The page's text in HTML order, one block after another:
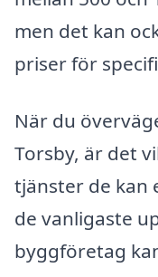
men det kan
priser för
När du
Torsby, är det
tjänster de kan
de vanligaste
byggföretag